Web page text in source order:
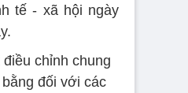
tế - xã hội ngày
chỉnh chung
đối với các